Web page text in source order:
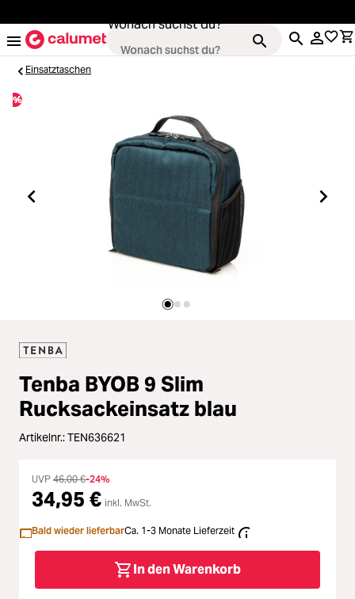
Wonach suchst du?
Loading... Objektive
Loading... Video & Drohnen
Stative & Gimbals
Loading... Zubehör
Loading... Licht & Studio
Loading... Bildbearbeitung
Loading... Ferngläser
Loading... Second Hand
SALE
Einsatztaschen
%
Tenba BYOB 9 Slim
Rucksackeinsatz blau
Artikelnr.:TEN636621
UVP 46,00 €-24%
34,95 € inkl. MwSt.
Bald wieder lieferbarCa. 1-3 Monate Lieferzeit
In den Warenkorb